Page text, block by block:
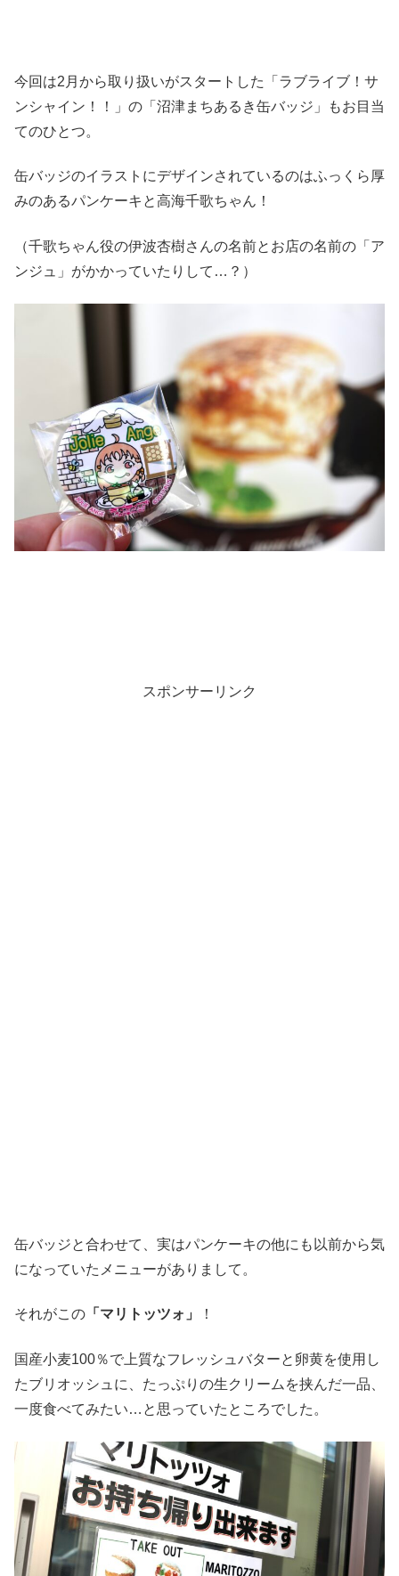
今回は2月から取り扱いがスタートした「ラブライブ！サ
ンシャイン！！」の「沼津まちあるき缶バッジ」もお目当
てのひとつ。
缶バッジのイラストにデザインされているのはふっくら厚
みのあるパンケーキと高海千歌ちゃん！
（千歌ちゃん役の伊波杏樹さんの名前とお店の名前の「ア
ンジュ」がかかっていたりして…？）
スポンサーリンク
缶バッジと合わせて、実はパンケーキの他にも以前から気
になっていたメニューがありまして。
それがこの 「マリトッツォ」 ！
国産小麦100％で上質なフレッシュバターと卵黄を使用し
たブリオッシュに、たっぷりの生クリームを挟んだ一品、
一度食べてみたい…と思っていたところでした。